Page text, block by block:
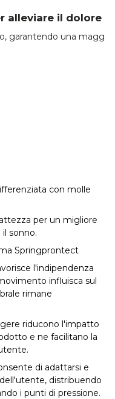
alleviare il dolore
garantendo una
con molle
per un migliore
sonno.
Springprontect
l'indipendenza
influisca sul
rimane
riducono l'impatto
e ne facilitano la
di adattarsi e
distribuendo
i punti di pressione.